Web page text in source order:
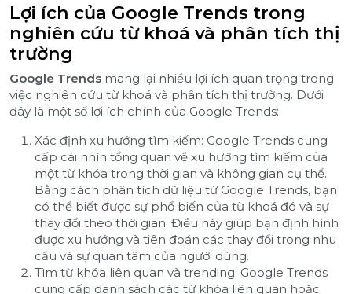
Lợi ích của Google Trends trong
nghiên cứu từ khoá và phân tích thị
trường
Google Trends mang lại nhiều lợi ích quan trọng trong
việc nghiên cứu từ khoá và phân tích thị trường. Dưới
đây là một số lợi ích chính của Google Trends:
Xác định xu hướng tìm kiếm: Google Trends cung
cấp cái nhìn tổng quan về xu hướng tìm kiếm của
một từ khóa trong thời gian và không gian cụ thể.
Bằng cách phân tích dữ liệu từ Google Trends, bạn
có thể biết được sự phổ biến của từ khoá đó và sự
thay đổi theo thời gian. Điều này giúp bạn định hình
được xu hướng và tiên đoán các thay đổi trong nhu
cầu và sự quan tâm của người dùng.
Tìm từ khóa liên quan và trending: Google Trends
cung cấp danh sách các từ khóa liên quan hoặc